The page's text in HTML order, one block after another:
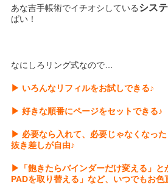
あな吉手帳術でイチオシしているシス
ぱい！
なにしろリング式なので…
▶ いろんなリフィルをお試しできる♪
▶ 好きな順番にページをセットできる♪
▶ 必要なら入れて、必要じゃなくなっ
抜き差しが自由♪
▶「飽きたらバインダーだけ変える」と
PADを取り替える」など、いつでもお色